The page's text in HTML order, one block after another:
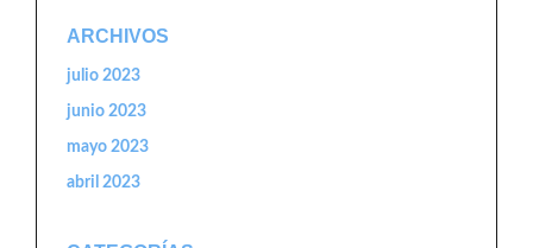
ARCHIVOS
julio 2023
junio 2023
mayo 2023
abril 2023